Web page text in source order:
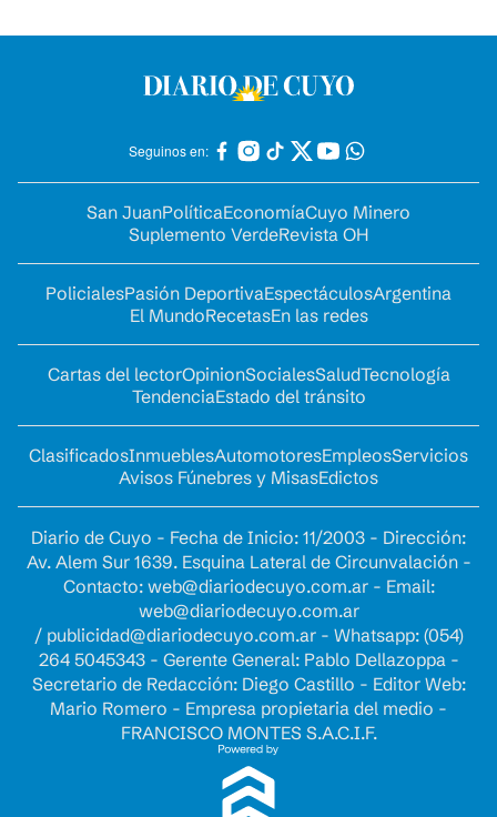
Seguinos en:
San JuanPolíticaEconomíaCuyo Minero
Suplemento VerdeRevista OH
PolicialesPasión DeportivaEspectáculosArgentina
El MundoRecetasEn las redes
Cartas del lectorOpinionSocialesSaludTecnología
TendenciaEstado del tránsito
ClasificadosInmueblesAutomotoresEmpleosServicios
Avisos Fúnebres y MisasEdictos
Diario de Cuyo - Fecha de Inicio: 11/2003 - Dirección:
Av. Alem Sur 1639. Esquina Lateral de Circunvalación -
Contacto: web@diariodecuyo.com.ar- Email:
web@diariodecuyo.com.ar
/ publicidad@diariodecuyo.com.ar- Whatsapp: (054)
264 5045343 - Gerente General: Pablo Dellazoppa -
Secretario de Redacción: Diego Castillo - Editor Web:
Mario Romero - Empresa propietaria del medio -
FRANCISCO MONTES S.A.C.I.F.